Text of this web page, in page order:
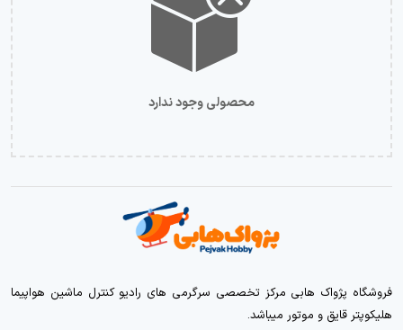
محصولی وجود ندارد
فروشگاه پژواک هابی مرکز تخصصی سرگرمی های رادیو کنترل ماشین هواپیما
هلیکوپتر قایق و موتور میباشد.